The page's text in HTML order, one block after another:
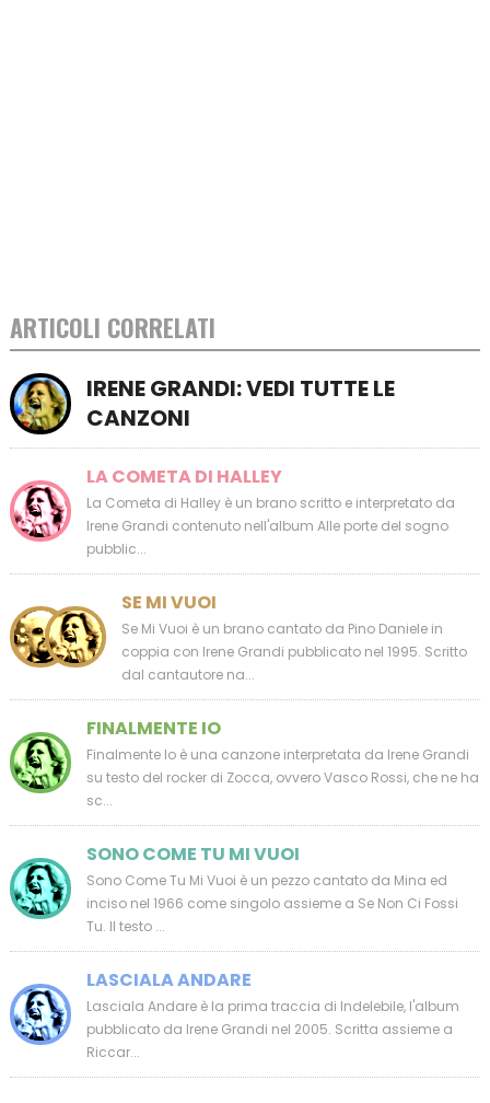
ARTICOLI CORRELATI
IRENE GRANDI: VEDI TUTTE LE
CANZONI
LA COMETA DI HALLEY
La Cometa di Halley è un brano scritto e interpretato da
Irene Grandi contenuto nell'album Alle porte del sogno
pubblic...
SE MI VUOI
Se Mi Vuoi è un brano cantato da Pino Daniele in
coppia con Irene Grandi pubblicato nel 1995. Scritto
dal cantautore na...
FINALMENTE IO
Finalmente Io è una canzone interpretata da Irene Grandi
su testo del rocker di Zocca, ovvero Vasco Rossi, che ne ha
sc...
SONO COME TU MI VUOI
Sono Come Tu Mi Vuoi è un pezzo cantato da Mina ed
inciso nel 1966 come singolo assieme a Se Non Ci Fossi
Tu. Il testo ...
LASCIALA ANDARE
Lasciala Andare è la prima traccia di Indelebile, l'album
pubblicato da Irene Grandi nel 2005. Scritta assieme a
Riccar...